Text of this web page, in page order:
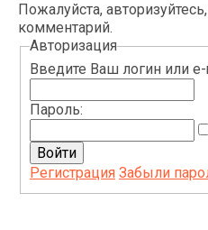
Пожалуйста,
комментарий.
Авторизация
Введите Ваш логин или e-
Пароль:
Регистрация Забыли